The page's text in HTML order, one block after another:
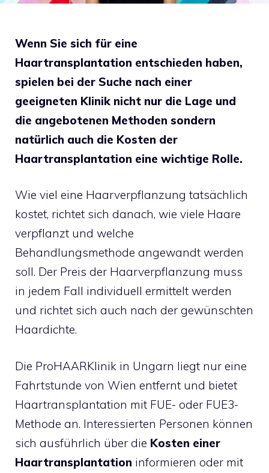
Wenn Sie sich für eine
Haartransplantation entschieden haben,
spielen bei der Suche nach einer
geeigneten Klinik nicht nur die Lage und
die angebotenen Methoden sondern
natürlich auch die Kosten der
Haartransplantation eine wichtige Rolle.
Wie viel eine Haarverpflanzung tatsächlich
kostet, richtet sich danach, wie viele Haare
verpflanzt und welche
Behandlungsmethode angewandt werden
soll. Der Preis der Haarverpflanzung muss
in jedem Fall individuell ermittelt werden
und richtet sich auch nach der gewünschten
Haardichte.
Die ProHAARKlinik in Ungarn liegt nur eine
Fahrtstunde von Wien entfernt und bietet
Haartransplantation mit FUE- oder FUE3-
Methode an. Interessierten Personen können
sich ausführlich über die Kosten einer
Haartransplantation informieren oder mit